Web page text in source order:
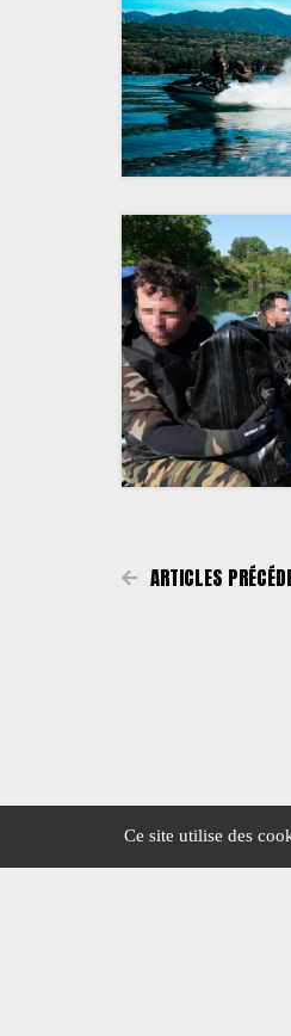
ARTICLES
Ce site utilise des